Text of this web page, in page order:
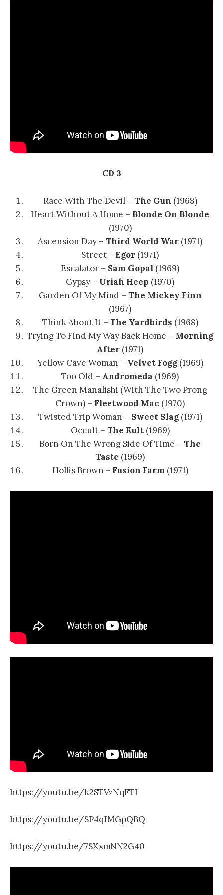
CD 3
Race With The Devil – The Gun (1968)
Heart Without A Home – Blonde On Blonde
(1970)
Ascension Day – Third World War (1971)
Street – Egor (1971)
Escalator – Sam Gopal (1969)
Gypsy – Uriah Heep (1970)
Garden Of My Mind – The Mickey Finn
(1967)
Think About It – The Yardbirds (1968)
Trying To Find My Way Back Home – Morning
After (1971)
Yellow Cave Woman – Velvet Fogg(1969)
Too Old – Andromeda (1969)
The Green Manalishi (With The Two Prong
Crown) – Fleetwood Mac (1970)
Twisted Trip Woman – Sweet Slag(1971)
Occult – The Kult (1969)
Born On The Wrong Side Of Time – The
Taste (1969)
Hollis Brown – Fusion Farm (1971)
https://youtu.be/k2STVzNqFTI
https://youtu.be/SP4qJMGpQBQ
https://youtu.be/7SXxmNN2G40